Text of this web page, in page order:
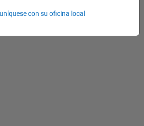
con su oficina local